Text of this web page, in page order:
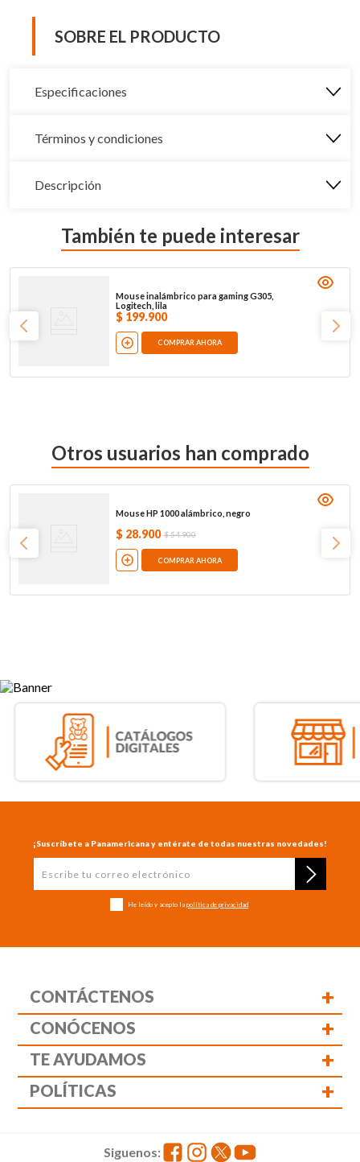
SOBRE EL PRODUCTO
Especificaciones
Términos y condiciones
Descripción
También te puede interesar
Mouse inalámbrico para gaming G305,
Logitech, lila
$ 199.900
COMPRAR AHORA
Otros usuarios han comprado
Mouse HP 1000 alámbrico, negro
$ 28.900 $54.900
COMPRAR AHORA
¡Suscríbete a Panamericana y entérate de todas nuestras novedades!
He leído y acepto la política de privacidad
CONTÁCTENOS +
CONÓCENOS +
TE AYUDAMOS +
POLÍTICAS +
Siguenos: